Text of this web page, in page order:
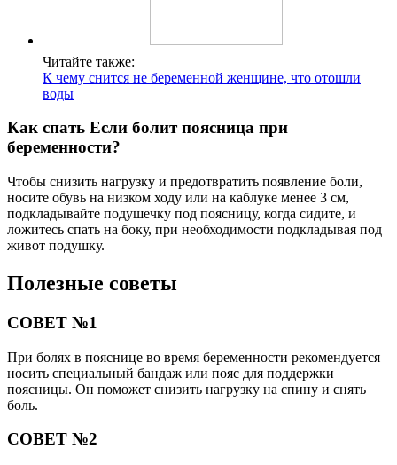
Читайте также:
К чему снится не беременной женщине, что отошли
воды
Как спать Если болит поясница при
беременности?
Чтобы снизить нагрузку и предотвратить появление боли,
носите обувь на низком ходу или на каблуке менее 3 см,
подкладывайте подушечку под поясницу, когда сидите, и
ложитесь спать на боку, при необходимости подкладывая под
живот подушку.
Полезные советы
СОВЕТ №1
При болях в пояснице во время беременности рекомендуется
носить специальный бандаж или пояс для поддержки
поясницы. Он поможет снизить нагрузку на спину и снять
боль.
СОВЕТ №2